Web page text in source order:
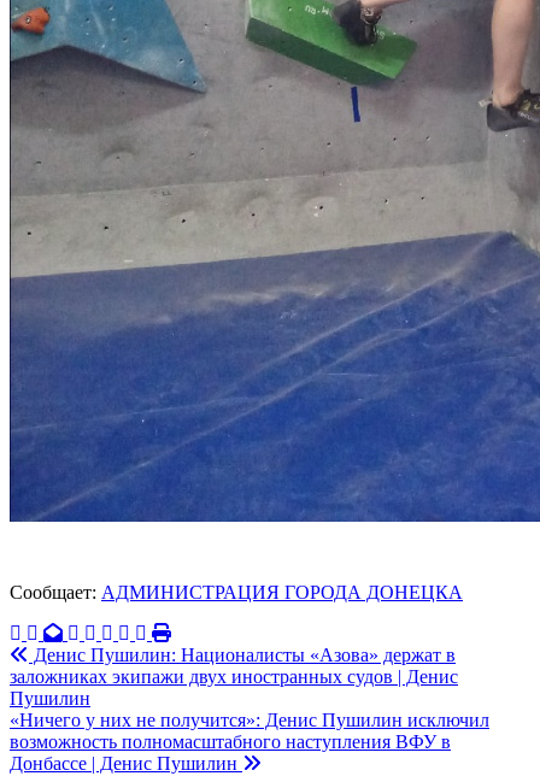
Сообщает: АДМИНИСТРАЦИЯ ГОРОДА ДОНЕЦКА
Навигация
по
записям
Денис Пушилин: Националисты «Азова» держат в
заложниках экипажи двух иностранных судов | Денис
Пушилин
«Ничего у них не получится»: Денис Пушилин исключил
возможность полномасштабного наступления ВФУ в
Донбассе | Денис Пушилин